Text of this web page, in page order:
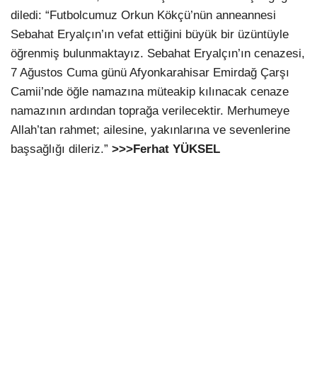
diledi: “Futbolcumuz Orkun Kökçü’nün anneannesi
Sebahat Eryalçın’ın vefat ettiğini büyük bir üzüntüyle
öğrenmiş bulunmaktayız. Sebahat Eryalçın’ın cenazesi,
7 Ağustos Cuma günü Afyonkarahisar Emirdağ Çarşı
Camii’nde öğle namazına müteakip kılınacak cenaze
namazının ardından toprağa verilecektir. Merhumeye
Allah’tan rahmet; ailesine, yakınlarına ve sevenlerine
başsağlığı dileriz.” >>>Ferhat YÜKSEL